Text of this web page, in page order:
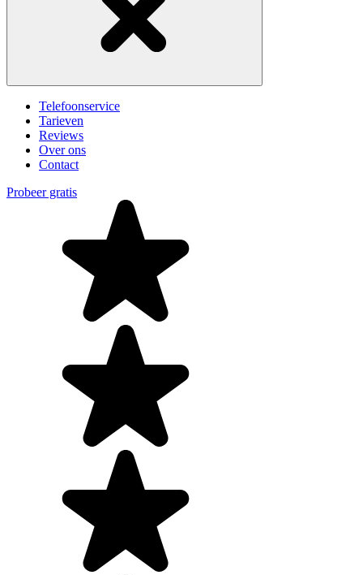
Telefoonservice
Tarieven
Reviews
Over ons
Contact
Probeer gratis